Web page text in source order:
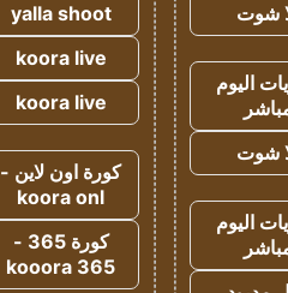
شوت
اليوم
شوت
اليوم
yalla shoot
koora live
koora live
كورة اون لاين -
koora onl
كورة 365 -
kooora 365